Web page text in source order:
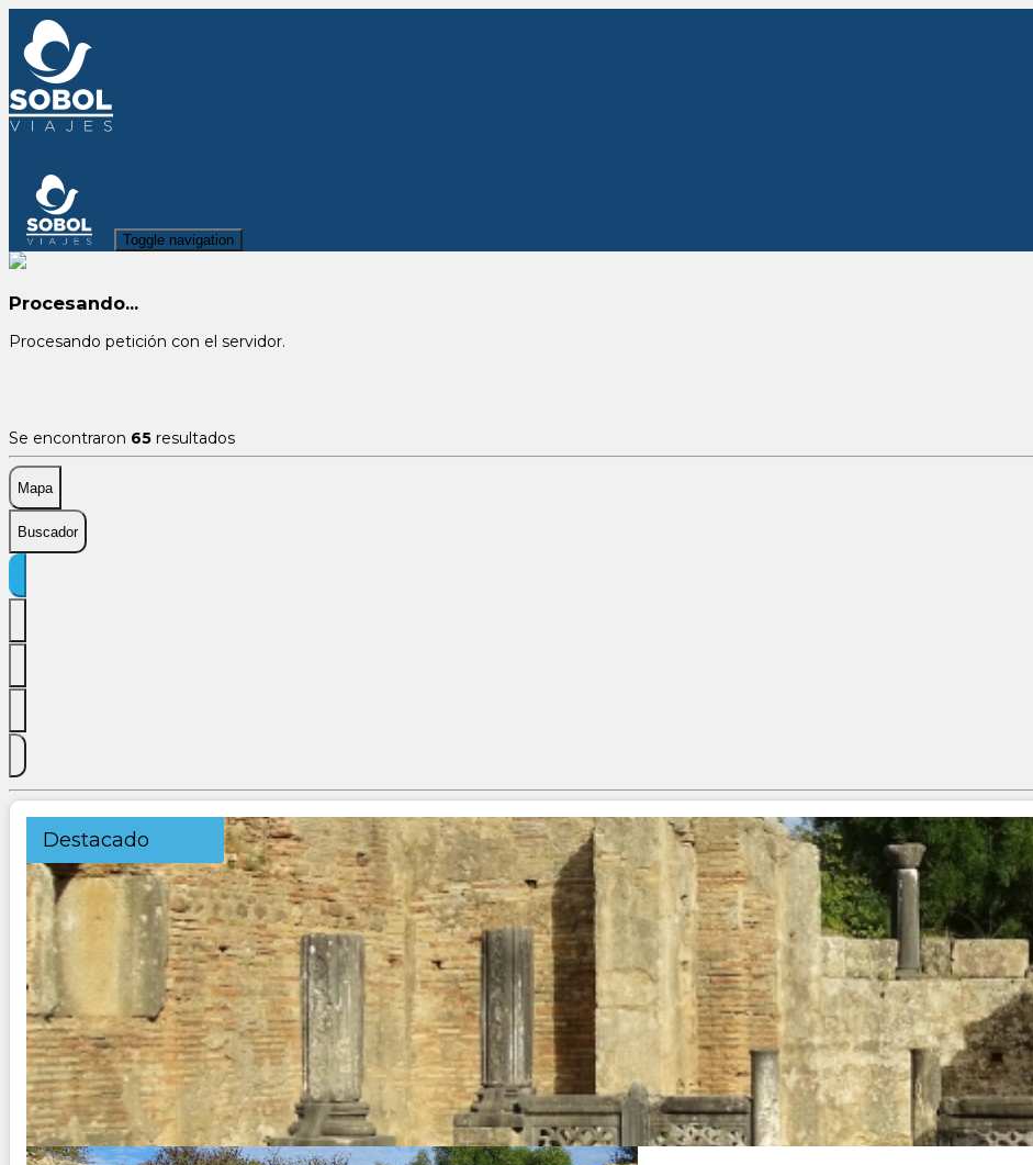
Toggle navigation
Procesando...
Procesando petición con el servidor.
Se encontraron 65 resultados
Mapa
Buscador
Destacado